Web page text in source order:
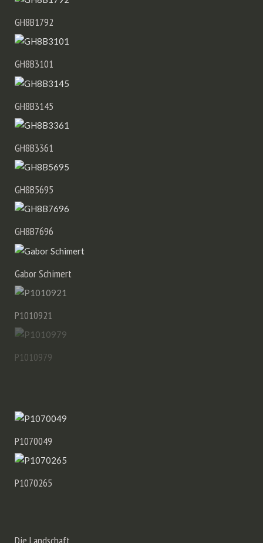
GH8B1792
GH8B3101
GH8B3145
GH8B3361
GH8B5695
GH8B7696
Gabor Schimert
P1010921
P1010979
P1070049
P1070265